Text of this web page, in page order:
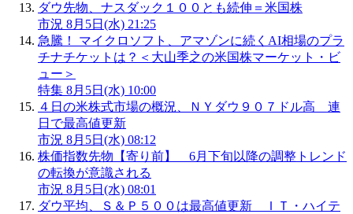
ダウ先物、ナスダック１００とも続伸＝米国株
市況 8月5日(水) 21:25
急騰！ マイクロソフト、アマゾンに続くAI相場のプラ
チナチケットは？＜大山季之の米国株マーケット・ビ
ュー＞
特集 8月5日(水) 10:00
４日の米株式市場の概況、ＮＹダウ９０７ドル高 連
日で最高値更新
市況 8月5日(水) 08:12
株価指数先物【寄り前】 6月下旬以降の調整トレンド
の転換が意識される
市況 8月5日(水) 08:01
ダウ平均、Ｓ＆Ｐ５００は最高値更新 ＩＴ・ハイテ